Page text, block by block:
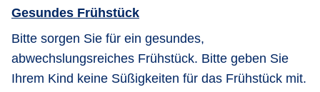
Gesundes Frühstück
Bitte sorgen Sie für ein gesundes,
abwechslungsreiches Frühstück. Bitte geben Sie
Ihrem Kind keine Süßigkeiten für das Frühstück mit.